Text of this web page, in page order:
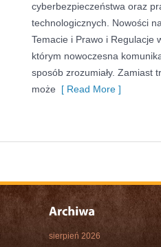
cyberbezpieczeństwa oraz
technologicznych. Nowości
Temacie i Prawo i Regulacje
którym nowoczesna
sposób zrozumiały. Zamiast
może [ Read More ]
sierpień 2026